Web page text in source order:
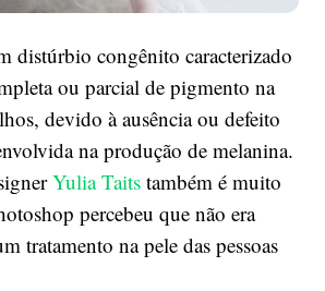
distúrbio congênito caracterizado
ou parcial de pigmento na
devido à ausência ou defeito
na produção de melanina.
Yulia Taits também é muito
percebeu que não era
tratamento na pele das pessoas